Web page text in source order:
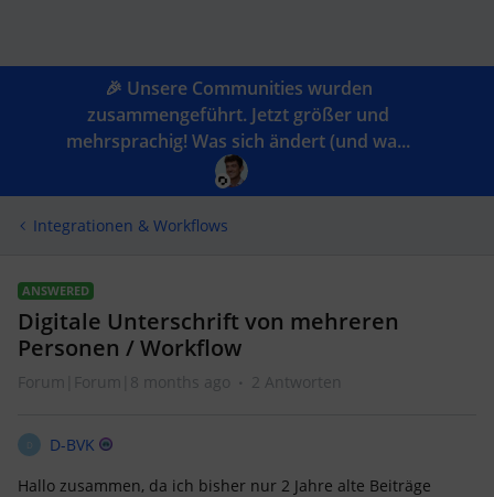
🎉 Unsere Communities wurden
zusammengeführt. Jetzt größer und
mehrsprachig! Was sich ändert (und wa...
Integrationen & Workflows
ANSWERED
Digitale Unterschrift von mehreren
Personen / Workflow
Forum|Forum|8 months ago 2 Antworten
D-BVK
Hallo zusammen, da ich bisher nur 2 Jahre alte Beiträge